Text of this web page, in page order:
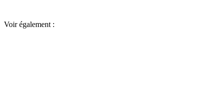
Voir également :